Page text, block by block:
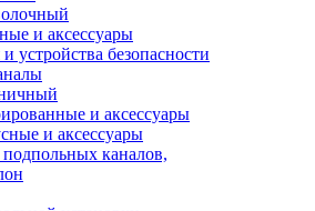
и аксессуары
устройства безопасности
и аксессуары
и аксессуары
каналов,